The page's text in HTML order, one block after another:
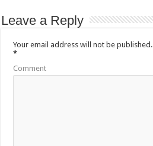
Leave a Reply
Your email address will not be published.
*
Comment